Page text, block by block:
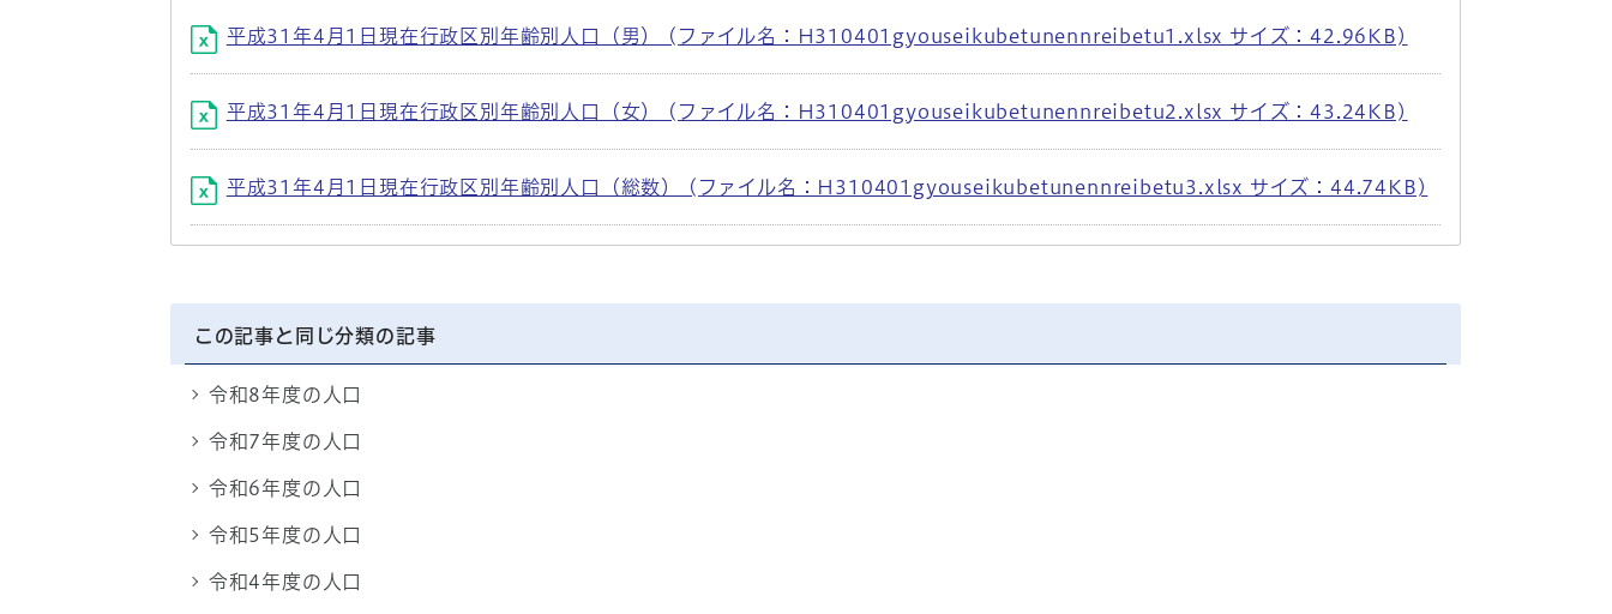
平成31年4月1日現在行政区別年齢別人口（男） (ファイル名：H310401gyouseikubetunennreibetu1.xlsx サイズ：42.96KB)
平成31年4月1日現在行政区別年齢別人口（女） (ファイル名：H310401gyouseikubetunennreibetu2.xlsx サイズ：43.24KB)
平成31年4月1日現在行政区別年齢別人口（総数） (ファイル名：H310401gyouseikubetunennreibetu3.xlsx サイズ：44.74KB)
この記事と同じ分類の記事
令和8年度の人口
令和7年度の人口
令和6年度の人口
令和5年度の人口
令和4年度の人口